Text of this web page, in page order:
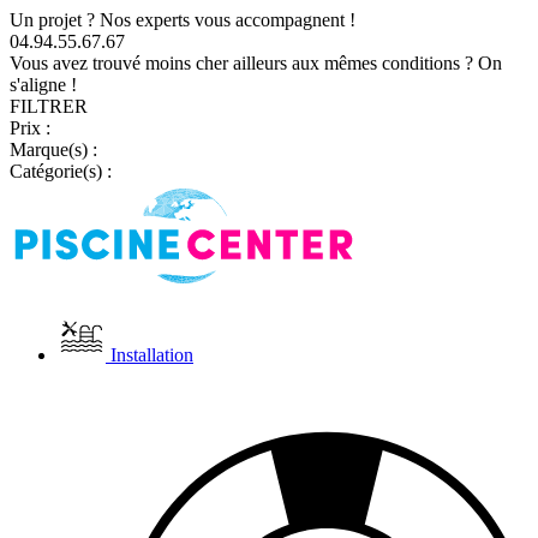
Un projet ? Nos experts vous accompagnent !
04.94.55.67.67
Vous avez trouvé moins cher ailleurs aux mêmes conditions ? On
s'aligne !
FILTRER
Prix :
Marque(s) :
Catégorie(s) :
Installation